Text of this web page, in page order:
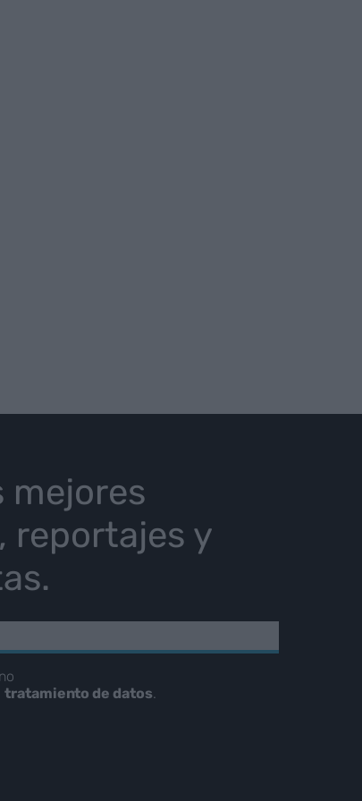
mejores
reportajes y
tratamiento de datos.